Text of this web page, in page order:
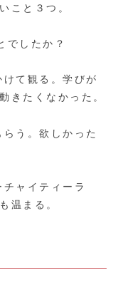
こと３つ。
したか？
て観る。学びが
きたくなかった。
う。欲しかった
ャイティーラ
温まる。